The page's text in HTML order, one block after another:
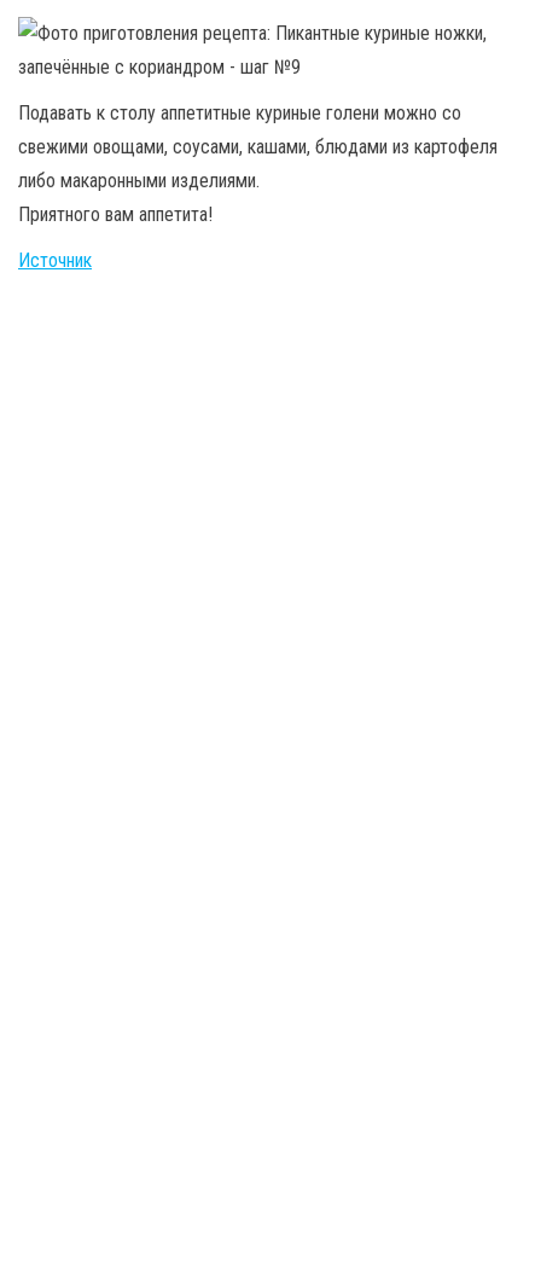
Подавать к столу аппетитные куриные голени можно со
свежими овощами, соусами, кашами, блюдами из картофеля
либо макаронными изделиями.
Приятного вам аппетита!
Источник